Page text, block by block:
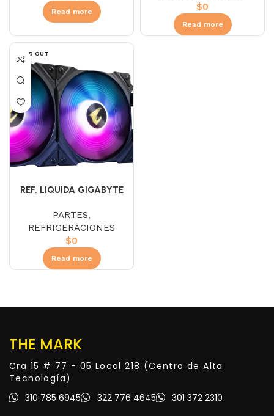
Read more
$0
Read more
SOLD OUT
REF. LIQUIDA GIGABYTE
PARTES,
REFRIGERACIONES
$0
Read more
THE MARK
Cra 15 # 77 - 05 Local 218 (Centro de Alta
Tecnología)
310 785 6945
322 776 4645 301 372 2310